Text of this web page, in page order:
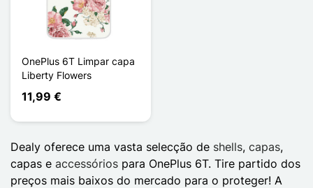
OnePlus 6T Limpar capa
Liberty Flowers
11,99 €
Dealy oferece uma vasta selecção de shells, capas,
capas e accessórios para OnePlus 6T. Tire partido dos
preços mais baixos do mercado para o proteger! A